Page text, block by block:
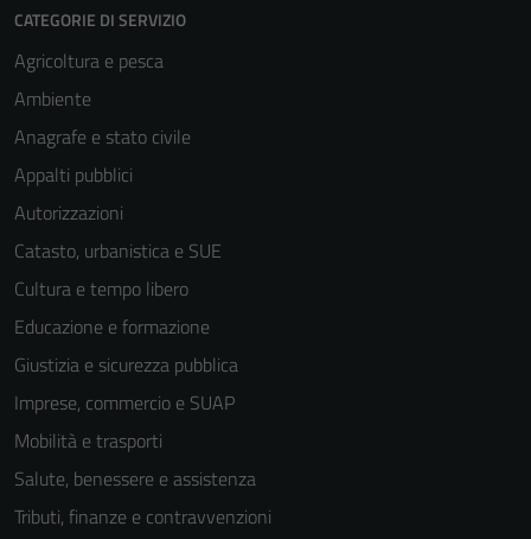
CATEGORIE DI SERVIZIO
Agricoltura e pesca
Ambiente
Anagrafe e stato civile
Appalti pubblici
Autorizzazioni
Catasto, urbanistica e SUE
Cultura e tempo libero
Educazione e formazione
Giustizia e sicurezza pubblica
Imprese, commercio e SUAP
Mobilità e trasporti
Salute, benessere e assistenza
Tributi, finanze e contravvenzioni